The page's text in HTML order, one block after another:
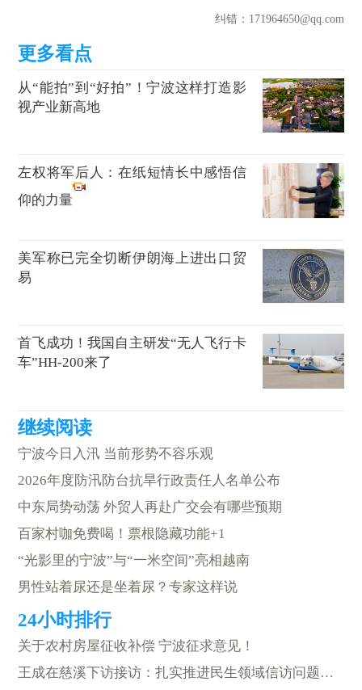
纠错：171964650@qq.com
从“能拍”到“好拍”！宁波这样打造影
视产业新高地
左权将军后人：在纸短情长中感悟信
仰的力量
美军称已完全切断伊朗海上进出口贸
易
首飞成功！我国自主研发“无人飞行卡
车”HH-200来了
宁波今日入汛 当前形势不容乐观
2026年度防汛防台抗旱行政责任人名单公布
中东局势动荡 外贸人再赴广交会有哪些预期
百家村咖免费喝！票根隐藏功能+1
“光影里的宁波”与“一米空间”亮相越南
男性站着尿还是坐着尿？专家这样说
关于农村房屋征收补偿 宁波征求意见！
王成在慈溪下访接访：扎实推进民生领域信访问题集中治理